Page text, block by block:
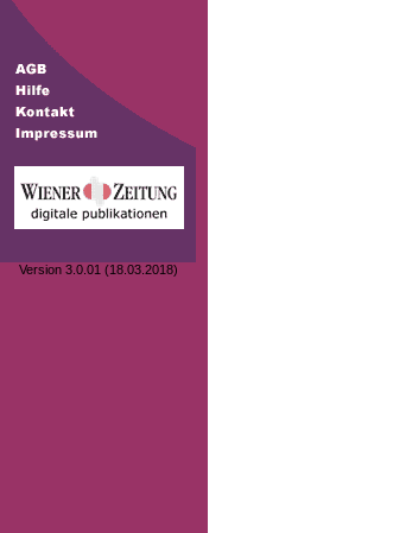
Version 3.0.01 (18.03.2018)